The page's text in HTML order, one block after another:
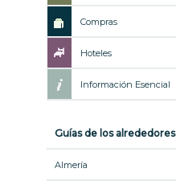
Compras
Hoteles
Información Esencial
Guías de los alrededores
Almería